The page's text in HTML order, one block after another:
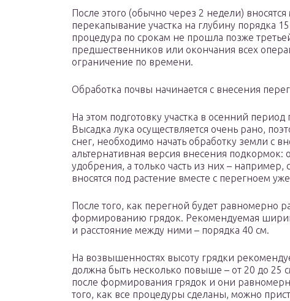
После этого (обычно через 2 недели)
перекапывание участка на глубину порядка
процедура по срокам не прошла позже
предшественников или окончания всех
ограничение по времени.
Обработка почвы начинается с внесения
На этом подготовку участка в осенний
Высадка лука осуществляется очень рано,
снег, необходимо начать обработку земли с
альтернативная версия внесения
удобрения, а только часть из них –
вносятся под растение вместе с перегноем
После того, как перегной будет равномерно
формированию грядок. Рекомендуемая
и расстояние между ними – порядка 40 см.
На возвышенностях высоту грядки
должна быть несколько повыше – от 20 до 25
после формирования грядок и они
того, как все процедуры сделаны, можно